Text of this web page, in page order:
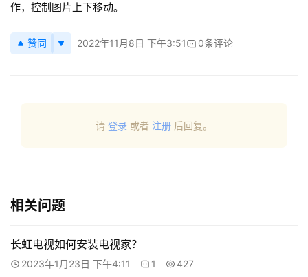
机
关
网
络
工
具
作，控制图片上下移动。
赞同 2022年11月8日 下午3:51 0条评论
请 登录 或者 注册 后回复。
相关问题
长虹电视如何安装电视家？
2023年1月23日 下午4:11 1 427